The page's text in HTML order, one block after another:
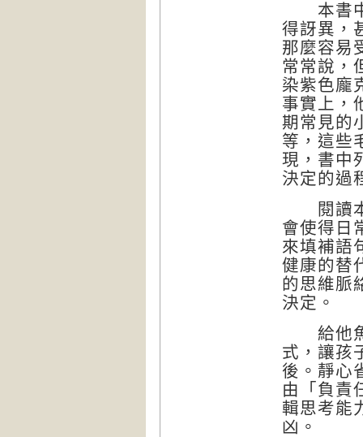
本書中
得訝異，
那麼容易
常常說，
染紫色龐
事實上，
期常見的
等，這些
現，書中
決定的過
閱讀本
會使得日
來填補語
健康的替
的思維脈
決定。
給他魚
式，讓孩
後。靜心
由「負責
輯思考能
凶。